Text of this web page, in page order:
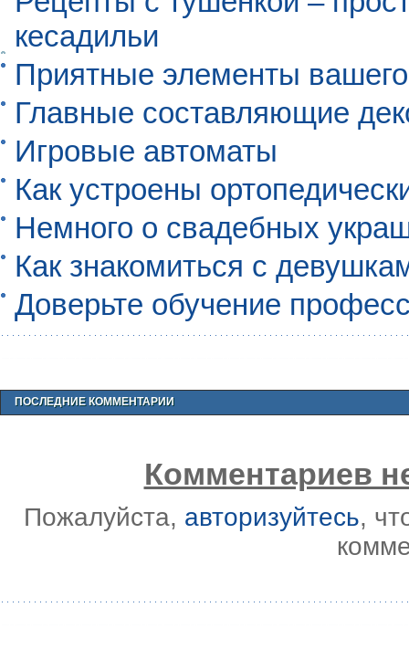
кесадильи
Приятные элементы
Главные составляющие
Игровые автоматы
Как устроены
Немного о свадебных
Как знакомиться с
Доверьте обучение
ПОСЛЕДНИЕ КОММЕНТАРИИ
Комментариев
Пожалуйста, авторизуйтесь,